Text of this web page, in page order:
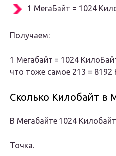
1 МегаБайт = 1024
Получаем:
1 Мегабайт = 1024
что тоже самое 213 = 8192
Сколько Килобайт в
В Мегабайте 1024
Точка.